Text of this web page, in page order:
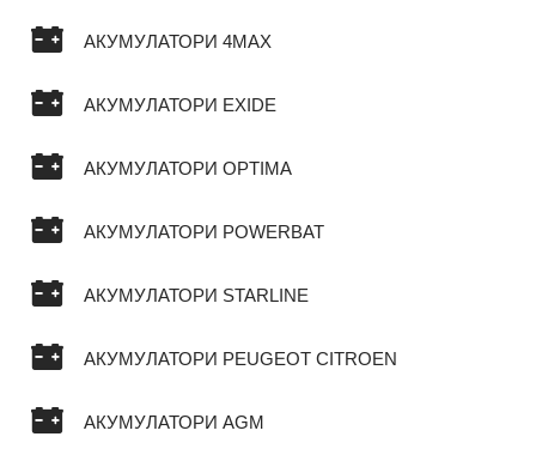
АКУМУЛАТОРИ 4MAX
АКУМУЛАТОРИ EXIDE
АКУМУЛАТОРИ OPTIMA
АКУМУЛАТОРИ POWERBAT
АКУМУЛАТОРИ STARLINE
АКУМУЛАТОРИ PEUGEOT CITROEN
АКУМУЛАТОРИ AGM